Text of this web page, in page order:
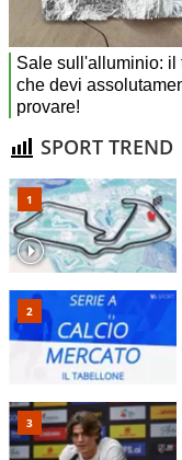
SPORT TREND